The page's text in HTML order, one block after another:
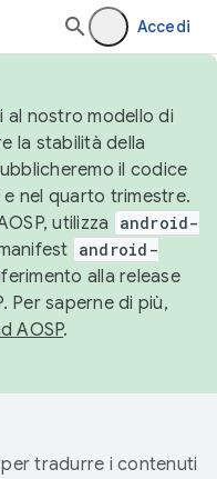
Accedi
al nostro modello di
la stabilità della
il codice
nel quarto trimestre.
utilizza
android-
android-
alla release
Per saperne di più,
AOSP.
tradurre i contenuti